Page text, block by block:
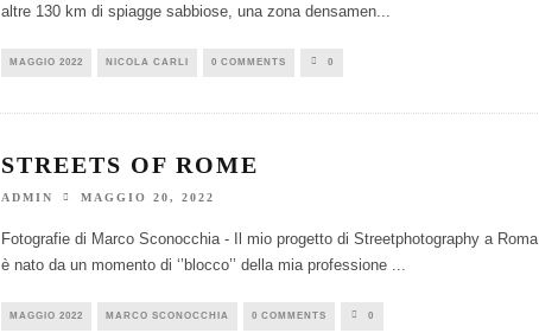
altre 130 km di spiagge sabbiose, una zona densamen...
MAGGIO 2022 NICOLA CARLI 0 COMMENTS 0
STREETS OF ROME
ADMIN MAGGIO 20, 2022
Fotografie di Marco Sconocchia - Il mio progetto di Streetphotography a Roma
è nato da un momento di ‘’blocco’’ della mia professione ...
MAGGIO 2022 MARCO SCONOCCHIA 0 COMMENTS 0